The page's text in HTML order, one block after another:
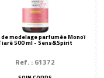
modelage parfumée Monoï
500 ml - Sens&Spirit
Ref. : 61372